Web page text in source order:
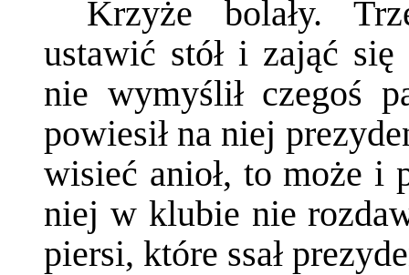
Krzyże bolały.
ustawić stół i zająć
nie wymyślił czegoś
powiesił na niej
wisieć anioł, to może i
niej w klubie nie
piersi, które ssał